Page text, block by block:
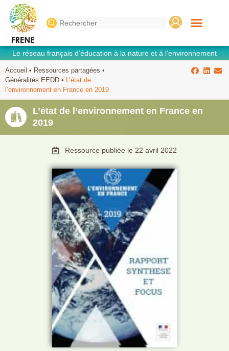
Search
for:
Le réseau français d’éducation à la nature et à l’environnement
Accueil • Ressources partagées •
Généralités EEDD • L’état de
l’environnement en France en 2019
L’état de l’environnement en France en
2019
Ressource publiée le 22 avril 2022